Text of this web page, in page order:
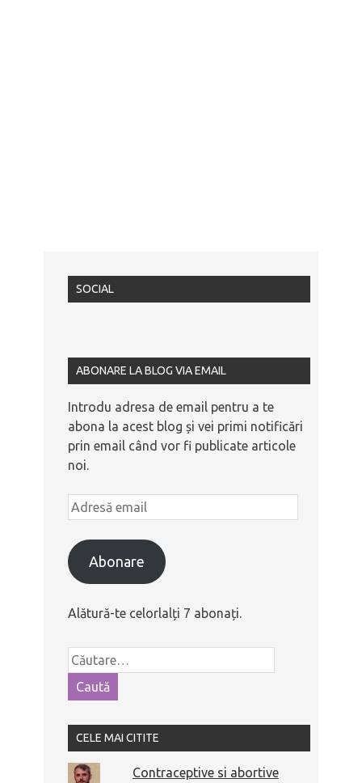
SOCIAL
ABONARE LA BLOG VIA EMAIL
Introdu adresa de email pentru a te
abona la acest blog și vei primi notificări
prin email când vor fi publicate articole
noi.
Abonare
Alătură-te celorlalți 7 abonați.
CELE MAI CITITE
Contraceptive si abortive